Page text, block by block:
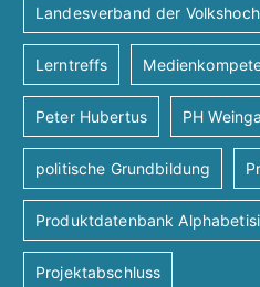
Landesverband der
Lerntreffs
Peter Hubertus PH
politische Grundbildung
Produktdatenbank
Projektabschluss